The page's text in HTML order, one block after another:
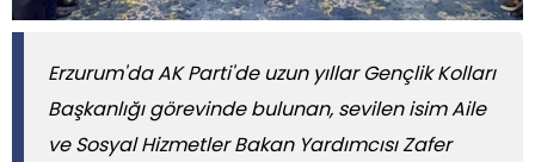
Erzurum'da AK Parti'de uzun yıllar Gençlik Kolları
Başkanlığı görevinde bulunan, sevilen isim Aile
ve Sosyal Hizmetler Bakan Yardımcısı Zafer